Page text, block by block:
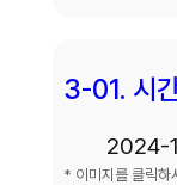
3-01. 시
2024-
* 이미지를 클릭하